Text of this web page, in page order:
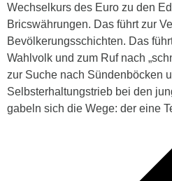
Wechselkurs des Euro zu den
Bricswährungen. Das führt zur
Bevölkerungsschichten. Das
Wahlvolk und zum Ruf nach
zur Suche nach Sündenböcken
Selbsterhaltungstrieb bei den
gabeln sich die Wege: der eine